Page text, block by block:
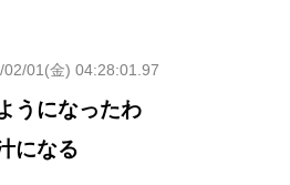
02/01(金) 04:28:01.97
うになったわ
になる